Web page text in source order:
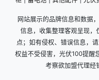
网站展示的品牌信息和数据
信息，收集整理客观呈现，
点；如有侵权、错误信息，
权益不受侵害，光伏100提醒
考察欲加盟代理经